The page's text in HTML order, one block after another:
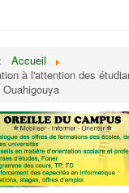
NOUS ?
Accueil
à l'attention des